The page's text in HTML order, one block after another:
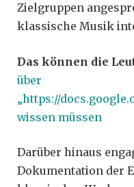
Zielgruppen
klassische Musik
Das können die
über
„https://
wissen müssen
Darüber hinaus
Dokumentation der